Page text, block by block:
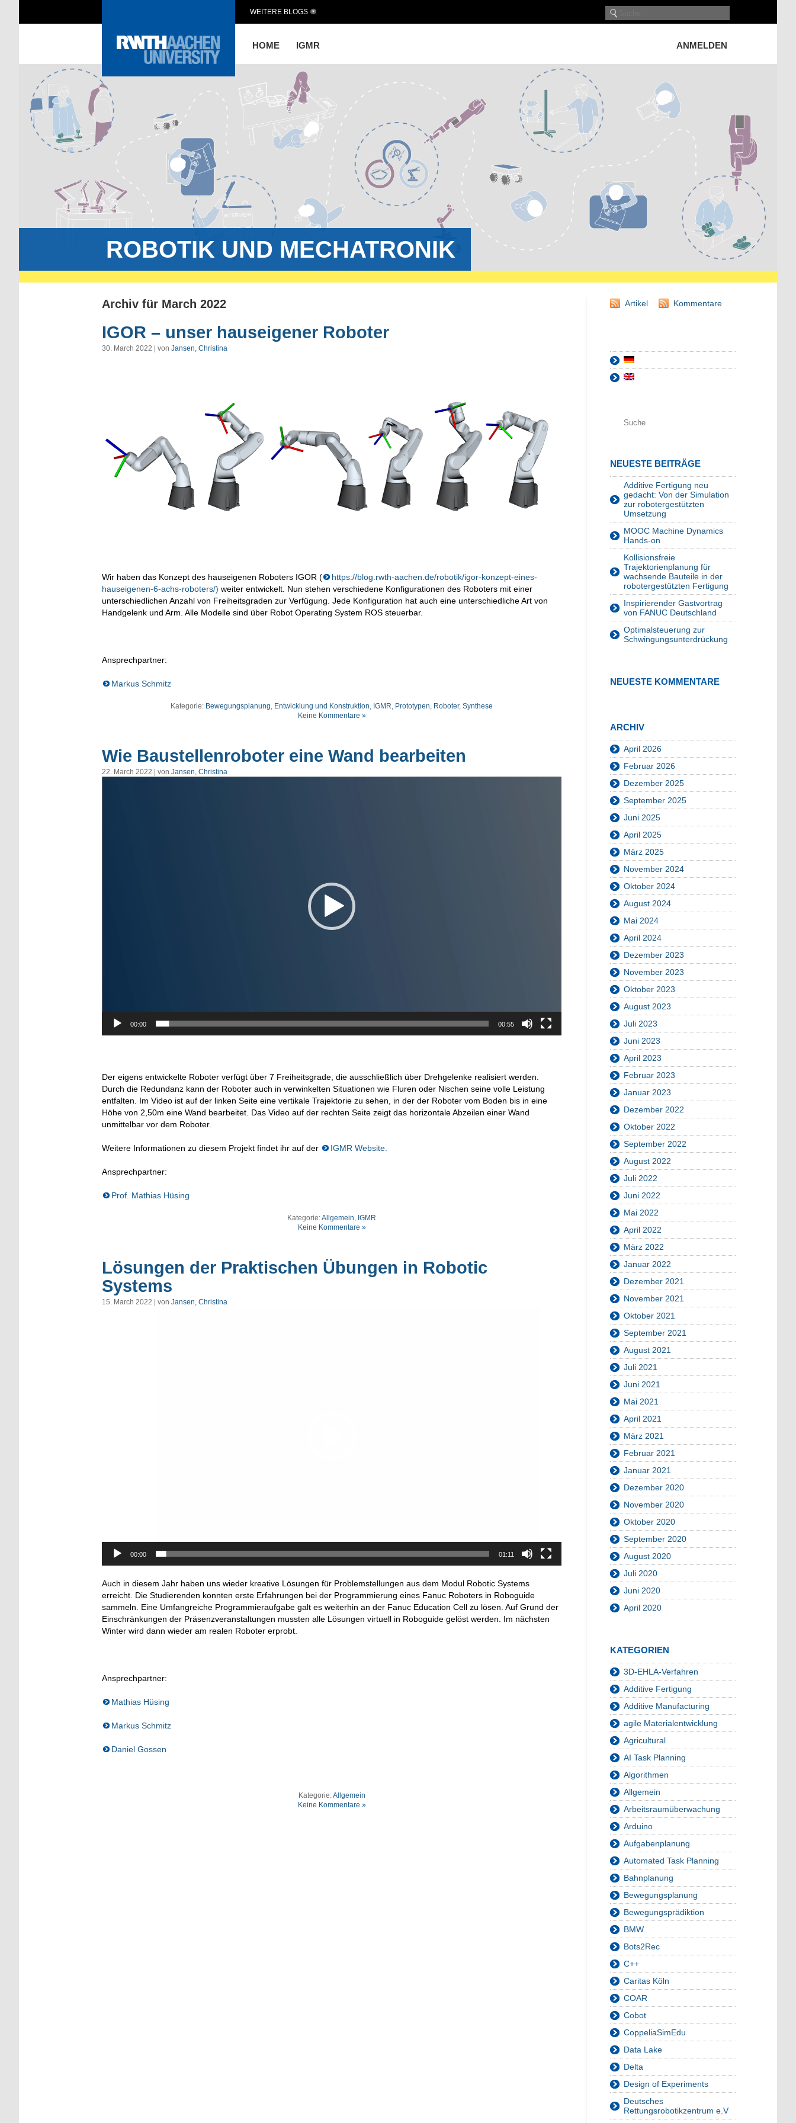
HOME IGMR ANMELDEN
WEITERE BLOGS
ROBOTIK UND MECHATRONIK
Archiv für March 2022
IGOR – unser hauseigener Roboter
30. March 2022 | von Jansen, Christina
Wir haben das Konzept des hauseigenen Roboters IGOR (
https://blog.rwth-aachen.de/robotik/igor-konzept-eines-
hauseigenen-6-achs-roboters/) weiter entwickelt. Nun stehen verschiedene Konfigurationen des Roboters mit einer
unterschiedlichen Anzahl von Freiheitsgraden zur Verfügung. Jede Konfiguration hat auch eine unterschiedliche Art von
Handgelenk und Arm. Alle Modelle sind über Robot Operating System ROS steuerbar.
Ansprechpartner:
Markus Schmitz
Kategorie: Bewegungsplanung, Entwicklung und Konstruktion, IGMR, Prototypen, Roboter, Synthese
Keine Kommentare »
Wie Baustellenroboter eine Wand bearbeiten
22. March 2022 | von Jansen, Christina
00:00 00:55
Der eigens entwickelte Roboter verfügt über 7 Freiheitsgrade, die ausschließlich über Drehgelenke realisiert werden.
Durch die Redundanz kann der Roboter auch in verwinkelten Situationen wie Fluren oder Nischen seine volle Leistung
entfalten. Im Video ist auf der linken Seite eine vertikale Trajektorie zu sehen, in der der Roboter vom Boden bis in eine
Höhe von 2,50m eine Wand bearbeitet. Das Video auf der rechten Seite zeigt das horizontale Abzeilen einer Wand
unmittelbar vor dem Roboter.
Weitere Informationen zu diesem Projekt findet ihr auf der IGMR Website.
Ansprechpartner:
Prof. Mathias Hüsing
Kategorie:Allgemein IGMR
Keine Kommentare »
Lösungen der Praktischen Übungen in Robotic
Systems
15. March 2022 | von Jansen, Christina
00:00 01:11
Auch in diesem Jahr haben uns wieder kreative Lösungen für Problemstellungen aus dem Modul Robotic Systems
erreicht. Die Studierenden konnten erste Erfahrungen bei der Programmierung eines Fanuc Roboters in Roboguide
sammeln. Eine Umfangreiche Programmieraufgabe galt es weiterhin an der Fanuc Education Cell zu lösen. Auf Grund der
Einschränkungen der Präsenzveranstaltungen mussten alle Lösungen virtuell in Roboguide gelöst werden. Im nächsten
Winter wird dann wieder am realen Roboter erprobt.
Ansprechpartner:
Mathias Hüsing
Markus Schmitz
Daniel Gossen
Kategorie:Allgemein
Keine Kommentare »
Artikel Kommentare
NEUESTE BEITRÄGE
Additive Fertigung neu
gedacht: Von der Simulation
zur robotergestützten
Umsetzung
MOOC Machine Dynamics
Hands-on
Kollisionsfreie
Trajektorienplanung für
wachsende Bauteile in der
robotergestützten Fertigung
Inspirierender Gastvortrag
von FANUC Deutschland
Optimalsteuerung zur
Schwingungsunterdrückung
NEUESTE KOMMENTARE
ARCHIV
April 2026
Februar 2026
Dezember 2025
September 2025
Juni 2025
April 2025
März 2025
November 2024
Oktober 2024
August 2024
Mai 2024
April 2024
Dezember 2023
November 2023
Oktober 2023
August 2023
Juli 2023
Juni 2023
April 2023
Februar 2023
Januar 2023
Dezember 2022
Oktober 2022
September 2022
August 2022
Juli 2022
Juni 2022
Mai 2022
April 2022
März 2022
Januar 2022
Dezember 2021
November 2021
Oktober 2021
September 2021
August 2021
Juli 2021
Juni 2021
Mai 2021
April 2021
März 2021
Februar 2021
Januar 2021
Dezember 2020
November 2020
Oktober 2020
September 2020
August 2020
Juli 2020
Juni 2020
April 2020
KATEGORIEN
3D-EHLA-Verfahren
Additive Fertigung
Additive Manufacturing
agile Materialentwicklung
Agricultural
AI Task Planning
Algorithmen
Allgemein
Arbeitsraumüberwachung
Arduino
Aufgabenplanung
Automated Task Planning
Bahnplanung
Bewegungsplanung
Bewegungsprädiktion
BMW
Bots2Rec
C++
Caritas Köln
COAR
Cobot
CoppeliaSimEdu
Data Lake
Delta
Design of Experiments
Deutsches
Rettungsrobotikzentrum e.V